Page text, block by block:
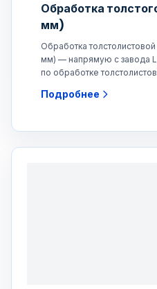
Обработка
мм)
Обработка
мм) — напрямую с завода
по обработке
Подробнее